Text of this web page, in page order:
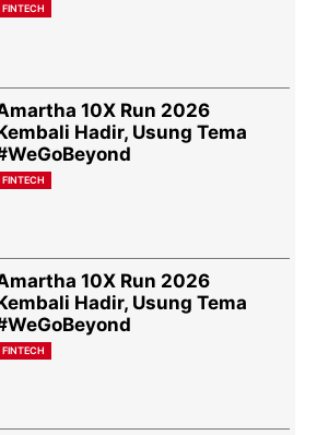
FINTECH
10X Run 2026
Hadir, Usung Tema
FINTECH
10X Run 2026
Hadir, Usung Tema
FINTECH